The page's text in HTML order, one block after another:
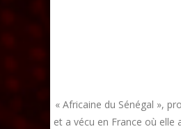
« Africaine du Sénégal »,
et a vécu en France où elle